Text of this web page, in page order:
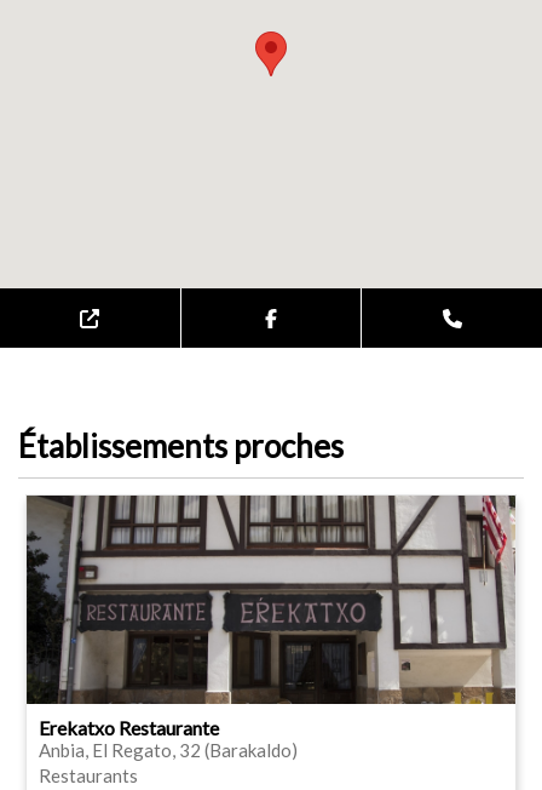
Établissements proches
Erekatxo Restaurante
Anbia, El Regato, 32 (Barakaldo)
Restaurants